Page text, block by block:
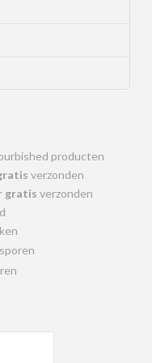
producten
verzonden
gratis verzonden